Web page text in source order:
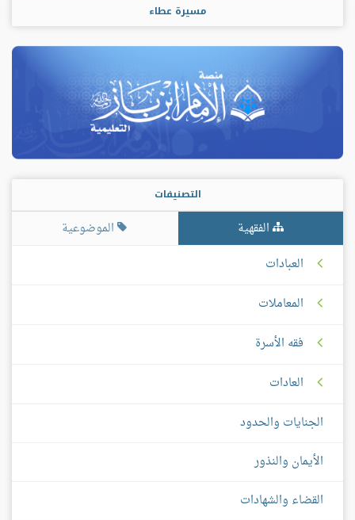
مسيرة عطاء
التصنيفات
الفقهية
الموضوعية
العبادات
المعاملات
فقه الأسرة
العادات
الجنايات والحدود
الأيمان والنذور
القضاء والشهادات